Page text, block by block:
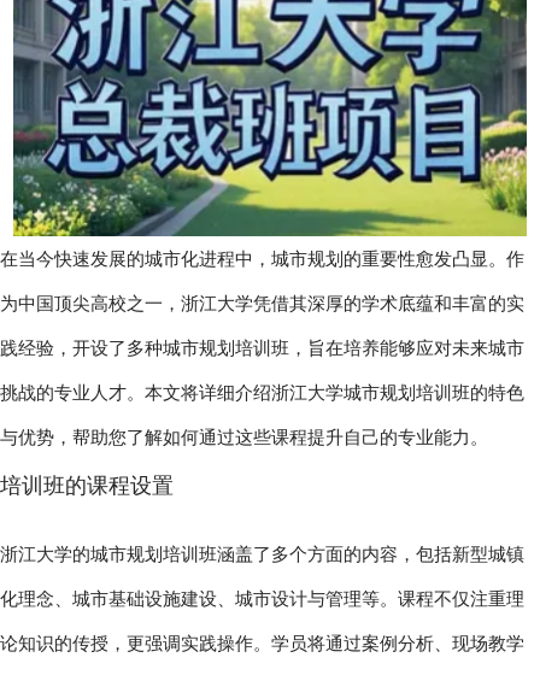
在当今快速发展的城市化进程中，城市规划的重要性愈发凸显。作
为中国顶尖高校之一，浙江大学凭借其深厚的学术底蕴和丰富的实
践经验，开设了多种城市规划培训班，旨在培养能够应对未来城市
挑战的专业人才。本文将详细介绍浙江大学城市规划培训班的特色
与优势，帮助您了解如何通过这些课程提升自己的专业能力。
培训班的课程设置
浙江大学的城市规划培训班涵盖了多个方面的内容，包括新型城镇
化理念、城市基础设施建设、城市设计与管理等。课程不仅注重理
论知识的传授，更强调实践操作。学员将通过案例分析、现场教学